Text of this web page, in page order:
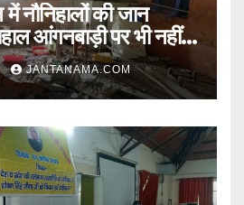
नौनिहालों की जान
आंगनबाड़ी पर भी नहीं
JANTANAMA.COM